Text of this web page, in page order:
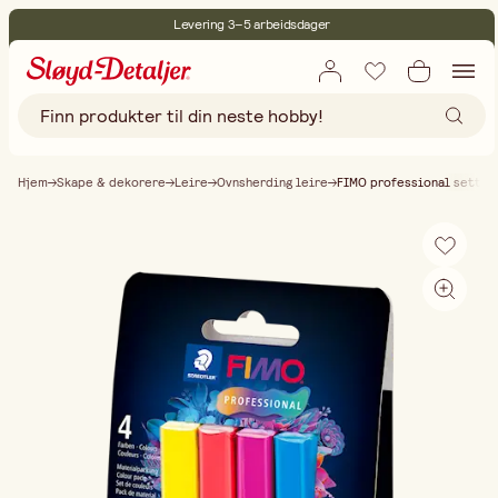
Levering 3–5 arbeidsdager
Fri frakt ved kjøp over 499:-
Hjem Skape & dekorere Leire Ovnsherding leire FIMO professional sett